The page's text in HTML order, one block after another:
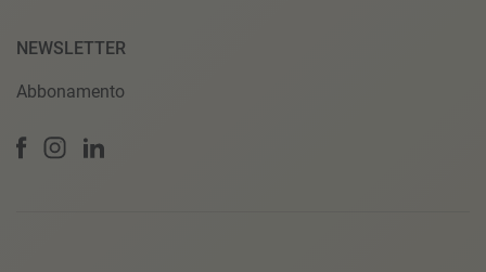
NEWSLETTER
Abbonamento